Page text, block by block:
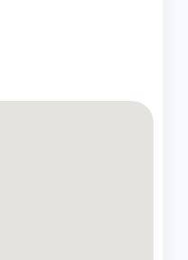
trabalho
feito por
Ótimo
tudo muito
pessoal